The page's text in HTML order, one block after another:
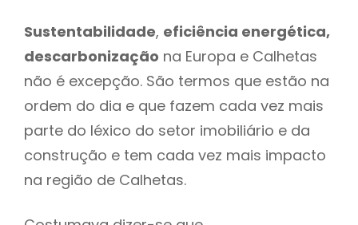
Sustentabilidade, eficiência energética,
descarbonização na Europa e Calhetas
não é excepção. São termos que estão na
ordem do dia e que fazem cada vez mais
parte do léxico do setor imobiliário e da
construção e tem cada vez mais impacto
na região de Calhetas.